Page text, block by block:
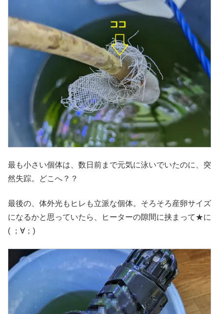
最も小さい個体は、数日前まで元気に泳いでいたのに、突
然失踪。どこへ？？
最後の、体外光もヒレも立派な個体。そろそろ産卵サイズ
になるかと思っていたら、ヒーターの隙間に挟まって★に
( ；∀；)